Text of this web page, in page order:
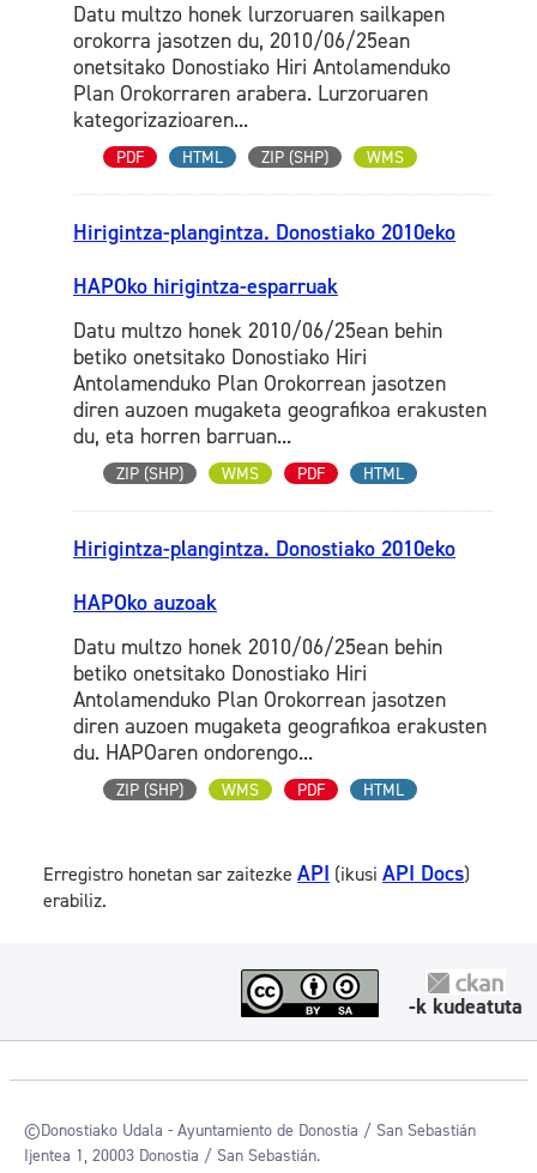
Datu multzo honek lurzoruaren sailkapen
orokorra jasotzen du, 2010/06/25ean
onetsitako Donostiako Hiri Antolamenduko
Plan Orokorraren arabera. Lurzoruaren
kategorizazioaren...
PDF HTML ZIP (SHP) WMS
Hirigintza-plangintza. Donostiako 2010eko
HAPOko hirigintza-esparruak
Datu multzo honek 2010/06/25ean behin
betiko onetsitako Donostiako Hiri
Antolamenduko Plan Orokorrean jasotzen
diren auzoen mugaketa geografikoa erakusten
du, eta horren barruan...
ZIP (SHP) WMS PDF HTML
Hirigintza-plangintza. Donostiako 2010eko
HAPOko auzoak
Datu multzo honek 2010/06/25ean behin
betiko onetsitako Donostiako Hiri
Antolamenduko Plan Orokorrean jasotzen
diren auzoen mugaketa geografikoa erakusten
du. HAPOaren ondorengo...
ZIP (SHP) WMS PDF HTML
Erregistro honetan sar zaitezke API (ikusi API Docs)
erabiliz.
-k kudeatuta
©Donostiako Udala - Ayuntamiento de Donostia / San Sebastián
Ijentea 1, 20003 Donostia / San Sebastián.